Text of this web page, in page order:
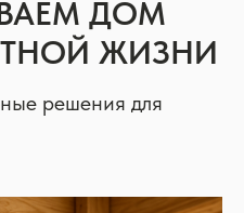
ДОМ
ЖИЗНИ
решения для